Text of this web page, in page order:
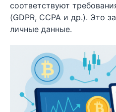
соответствуют
(GDPR, CCPA и др.). Это
личные данные.